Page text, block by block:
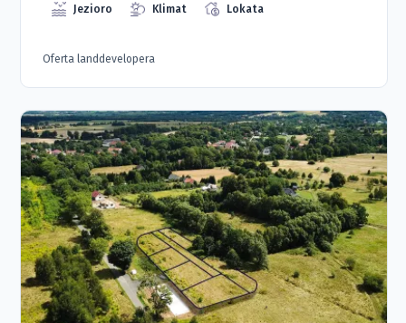
Jezioro Klimat Lokata
Oferta landdevelopera